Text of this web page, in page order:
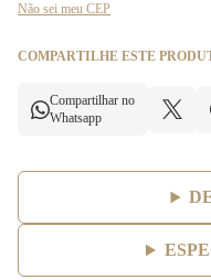
Não sei meu CEP
COMPARTILHE ESTE
Compartilhar no
Whatsapp